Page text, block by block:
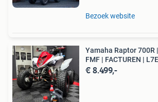
Bezoek website
Yamaha Raptor 700R
FMF | FACTUREN | L7E
€ 8.499,-